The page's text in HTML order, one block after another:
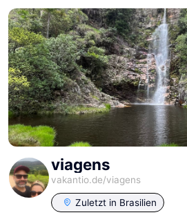
viagens
vakantio.de/viagens
Zuletzt in Brasilien